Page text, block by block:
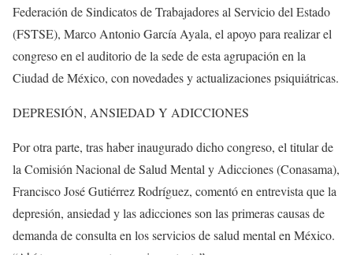
Federación de Sindicatos de Trabajadores al Servicio del Estado
(FSTSE), Marco Antonio García Ayala, el apoyo para realizar el
congreso en el auditorio de la sede de esta agrupación en la
Ciudad de México, con novedades y actualizaciones psiquiátricas.
DEPRESIÓN, ANSIEDAD Y ADICCIONES
Por otra parte, tras haber inaugurado dicho congreso, el titular de
la Comisión Nacional de Salud Mental y Adicciones (Conasama),
Francisco José Gutiérrez Rodríguez, comentó en entrevista que la
depresión, ansiedad y las adicciones son las primeras causas de
demanda de consulta en los servicios de salud mental en México.